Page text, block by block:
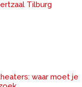
Tilburg
waar moet je